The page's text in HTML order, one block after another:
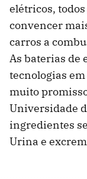
elétricos,
convencer
carros a
As baterias de
tecnologias
muito
Universidade
ingredientes
Urina e